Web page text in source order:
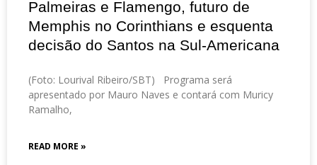
Palmeiras e Flamengo, futuro de
Memphis no Corinthians e esquenta
decisão do Santos na Sul-Americana
(Foto: Lourival Ribeiro/SBT) Programa será
apresentado por Mauro Naves e contará com Muricy
Ramalho,
READ MORE »